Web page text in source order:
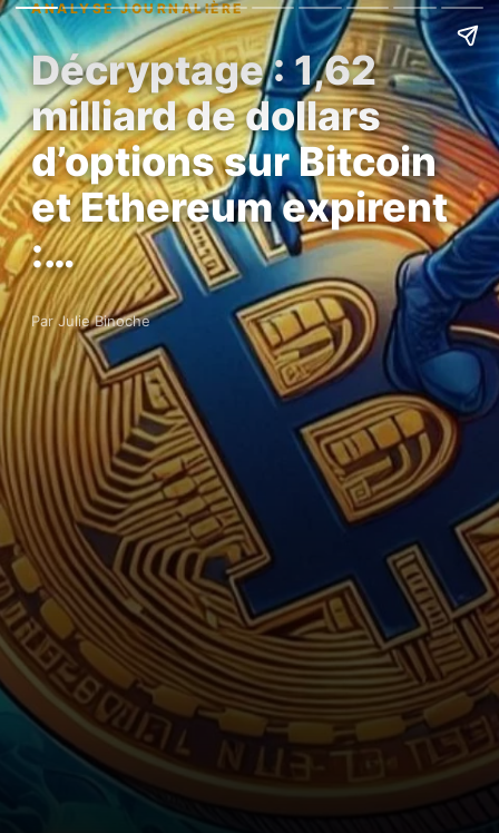
ANALYSE JOURNALIÈRE
Décryptage : 1,62
milliard de dollars
d’options sur Bitcoin
et Ethereum expirent
:…
Par Julie Binoche